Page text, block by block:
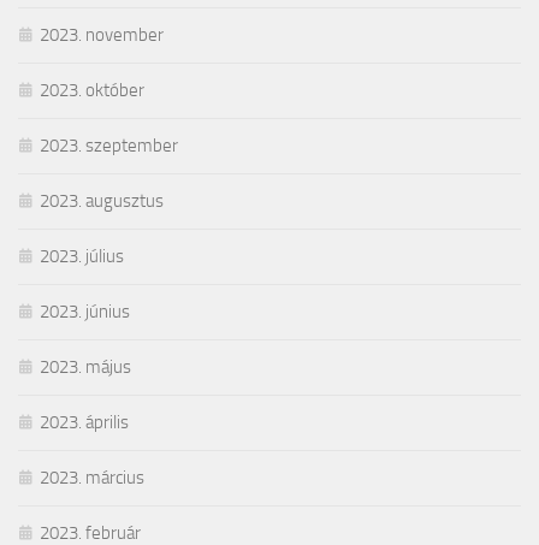
2023. november
2023. október
2023. szeptember
2023. augusztus
2023. július
2023. június
2023. május
2023. április
2023. március
2023. február